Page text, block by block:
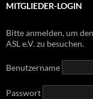
MITGLIEDER-LOGIN
Bitte anmelden, um
ASL e.V. zu besuchen.
Benutzername
Passwort